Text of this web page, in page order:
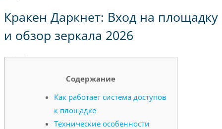
Кракен Даркнет: Вход на площадку
и обзор зеркала 2026
Содержание
Как работает система доступов
к площадке
Технические особенности